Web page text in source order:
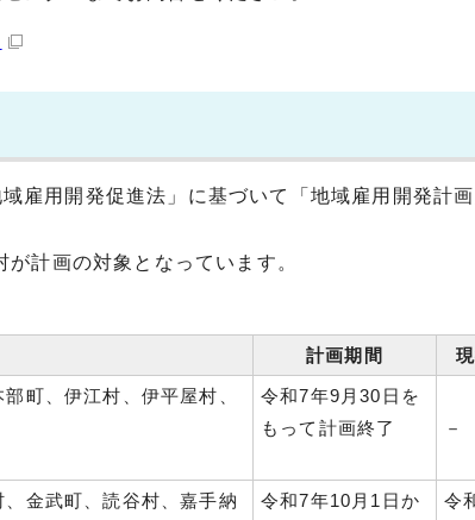
雇用開発促進法」に基づいて「地域雇用開発計
計画の対象となっています。
計画期間
町、伊江村、伊平屋村、
令和7年9月30日を
もって計画終了
－
金武町、読谷村、嘉手納
令和7年10月1日か
令